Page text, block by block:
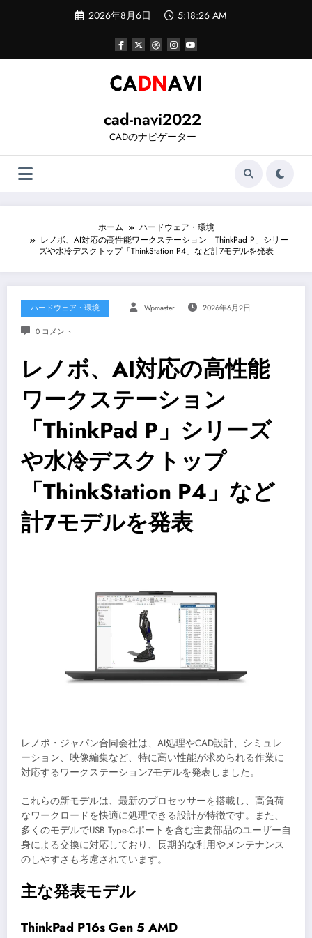
ツ
2026年8月6日 5:18:27 AM
cad-navi2022
CADのナビゲーター
ホーム
ハードウェア・環境
レノボ、AI対応の高性能ワークステーション「ThinkPad P」シリー
ズや水冷デスクトップ「ThinkStation P4」など計7モデルを発表
ハードウェア・環境 Wpmaster 2026年6月2日
0 コメント
レノボ、AI対応の高性能
ワークステーション
「ThinkPad P」シリーズ
や水冷デスクトップ
「ThinkStation P4」など
計7モデルを発表
レノボ・ジャパン合同会社は、AI処理やCAD設計、シミュレ
ーション、映像編集など、特に高い性能が求められる作業に
対応するワークステーション7モデルを発表しました。
これらの新モデルは、最新のプロセッサーを搭載し、高負荷
なワークロードを快適に処理できる設計が特徴です。また、
多くのモデルでUSB Type-Cポートを含む主要部品のユーザー自
身による交換に対応しており、長期的な利用やメンテナンス
のしやすさも考慮されています。
主な発表モデル
ThinkPad P16s Gen 5 AMD